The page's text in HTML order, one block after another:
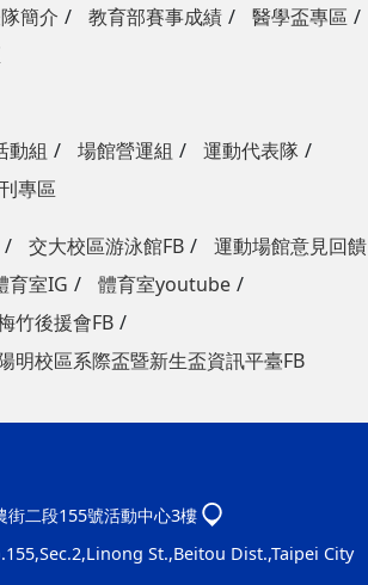
簡介 教育部賽事成績
醫學盃專區
動組 場館營運組
運動代表隊
專區
交大校區游泳館FB
運動場館意見回饋
育室IG
體育室youtube
竹後援會FB
明校區系際盃暨新生盃資訊平臺FB
街二段155號活動中心3樓
St.,Beitou Dist.,Taipei City